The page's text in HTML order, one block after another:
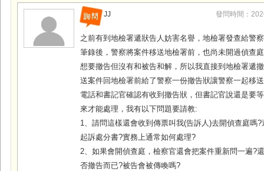
JJ 發問時間：
之前有到地檢署遞狀告人妨害名譽，地檢署發查給警
筆錄後，警察將案件移送地檢署前，也尚未開過偵查
想要撤告但沒有和被告和解，所以我直接到地檢署遞
送案件回地檢署前給了警察一份撤告狀讓警察一起移
電話和書記官確認有收到撤告狀，但書記官說還是要
來才能處理，我有以下問題要請教:
1、請問這樣還會收到傳票叫我(告訴人)去開偵查庭嗎
起訴處分書?實務上通常如何處理?
2、如果會開偵查庭，檢察官還會把案件重新問一遍?
否撤告而已?被告會被傳喚嗎?